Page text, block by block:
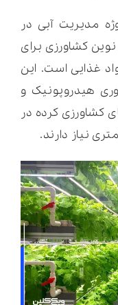
مدیریت آبی در
کشاورزی برای
غذایی است. این
هیدروپونیک و
کشاورزی کرده در
نیاز دارند.